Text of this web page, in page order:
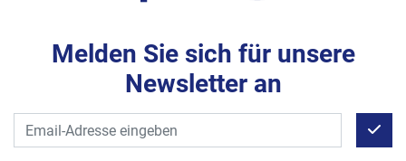
Melden Sie sich für unsere
Newsletter an